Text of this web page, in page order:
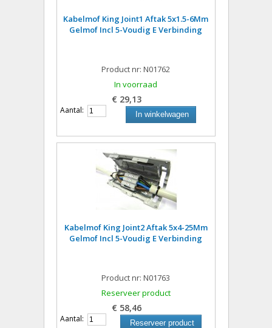
Kabelmof King Joint1 Aftak 5x1.5-6Mm
Gelmof Incl 5-Voudig E Verbinding
Product nr: N01762
In voorraad
€ 29,13
Aantal: In winkelwagen
Kabelmof King Joint2 Aftak 5x4-25Mm
Gelmof Incl 5-Voudig E Verbinding
Product nr: N01763
Reserveer product
€ 58,46
Aantal: Reserveer product